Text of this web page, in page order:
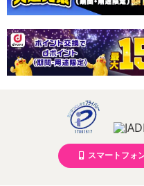
スマートフォ